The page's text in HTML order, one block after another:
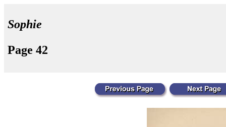
Sophie
Page 42